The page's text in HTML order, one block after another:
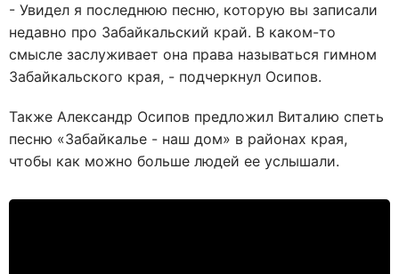
- Увидел я последнюю песню, которую вы записали
недавно про Забайкальский край. В каком-то
смысле заслуживает она права называться гимном
Забайкальского края, - подчеркнул Осипов.
Также Александр Осипов предложил Виталию спеть
песню «Забайкалье - наш дом» в районах края,
чтобы как можно больше людей ее услышали.